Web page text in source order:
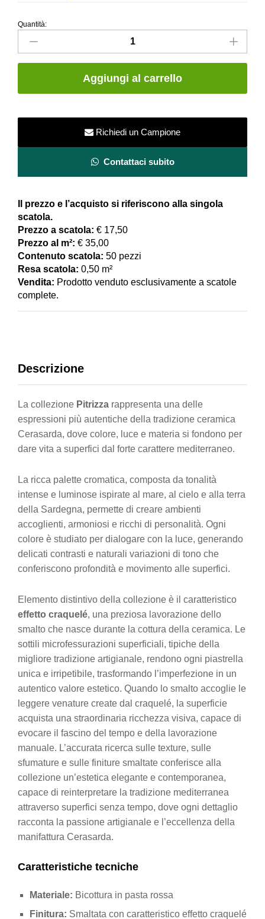
Maiolica
Artigianale
Bicottura
Rossa
Collezione
Marezzati
Cerasarda
quantity
Quantità:
Aggiungi al carrello
Richiedi un Campione
Contattaci subito
Il prezzo e l’acquisto si riferiscono alla singola
scatola.
Prezzo a scatola: € 17,50
Prezzo al m²: € 35,00
Contenuto scatola: 50 pezzi
Resa scatola: 0,50 m²
Vendita: Prodotto venduto esclusivamente a scatole
complete.
Descrizione
La collezione Pitrizza rappresenta una delle
espressioni più autentiche della tradizione ceramica
Cerasarda, dove colore, luce e materia si fondono per
dare vita a superfici dal forte carattere mediterraneo.
La ricca palette cromatica, composta da tonalità
intense e luminose ispirate al mare, al cielo e alla terra
della Sardegna, permette di creare ambienti
accoglienti, armoniosi e ricchi di personalità. Ogni
colore è studiato per dialogare con la luce, generando
delicati contrasti e naturali variazioni di tono che
conferiscono profondità e movimento alle superfici.
Elemento distintivo della collezione è il caratteristico
effetto craquelé, una preziosa lavorazione dello
smalto che nasce durante la cottura della ceramica. Le
sottili microfessurazioni superficiali, tipiche della
migliore tradizione artigianale, rendono ogni piastrella
unica e irripetibile, trasformando l’imperfezione in un
autentico valore estetico. Quando lo smalto accoglie le
leggere venature create dal craquelé, la superficie
acquista una straordinaria ricchezza visiva, capace di
evocare il fascino del tempo e della lavorazione
manuale. L’accurata ricerca sulle texture, sulle
sfumature e sulle finiture smaltate conferisce alla
collezione un’estetica elegante e contemporanea,
capace di reinterpretare la tradizione mediterranea
attraverso superfici senza tempo, dove ogni dettaglio
racconta la passione artigianale e l’eccellenza della
manifattura Cerasarda.
Caratteristiche tecniche
Materiale: Bicottura in pasta rossa
Finitura: Smaltata con caratteristico effetto craquelé